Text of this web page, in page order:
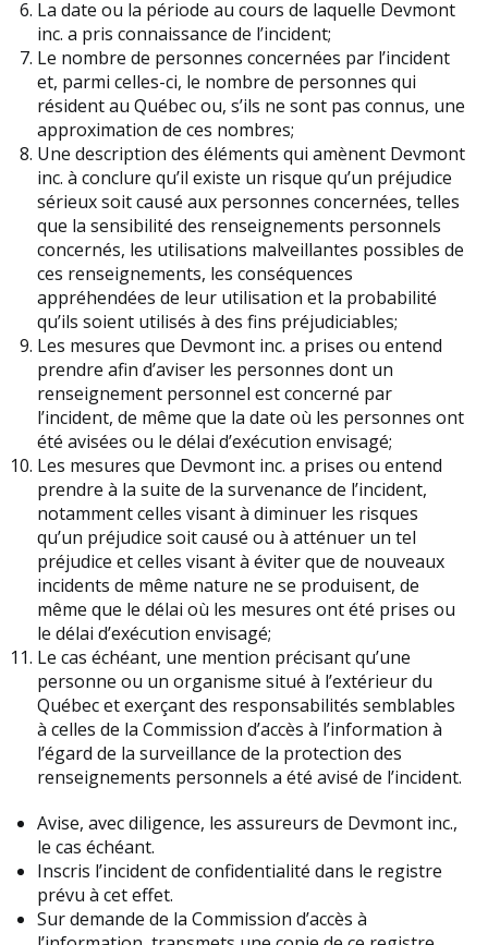
La date ou la période au cours de laquelle Devmont
inc. a pris connaissance de l’incident;
Le nombre de personnes concernées par l’incident
et, parmi celles-ci, le nombre de personnes qui
résident au Québec ou, s’ils ne sont pas connus, une
approximation de ces nombres;
Une description des éléments qui amènent Devmont
inc. à conclure qu’il existe un risque qu’un préjudice
sérieux soit causé aux personnes concernées, telles
que la sensibilité des renseignements personnels
concernés, les utilisations malveillantes possibles de
ces renseignements, les conséquences
appréhendées de leur utilisation et la probabilité
qu’ils soient utilisés à des fins préjudiciables;
Les mesures que Devmont inc. a prises ou entend
prendre afin d’aviser les personnes dont un
renseignement personnel est concerné par
l’incident, de même que la date où les personnes ont
été avisées ou le délai d’exécution envisagé;
Les mesures que Devmont inc. a prises ou entend
prendre à la suite de la survenance de l’incident,
notamment celles visant à diminuer les risques
qu’un préjudice soit causé ou à atténuer un tel
préjudice et celles visant à éviter que de nouveaux
incidents de même nature ne se produisent, de
même que le délai où les mesures ont été prises ou
le délai d’exécution envisagé;
Le cas échéant, une mention précisant qu’une
personne ou un organisme situé à l’extérieur du
Québec et exerçant des responsabilités semblables
à celles de la Commission d’accès à l’information à
l’égard de la surveillance de la protection des
renseignements personnels a été avisé de l’incident.
Avise, avec diligence, les assureurs de Devmont inc.,
le cas échéant.
Inscris l’incident de confidentialité dans le registre
prévu à cet effet.
Sur demande de la Commission d’accès à